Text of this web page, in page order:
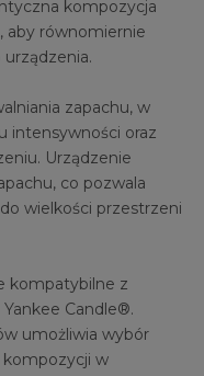
kompozycja
aby równomiernie
zapachu, w
intensywności oraz
Urządzenie
co pozwala
wielkości przestrzeni
kompatybilne z
Candle®.
umożliwia wybór
kompozycji w